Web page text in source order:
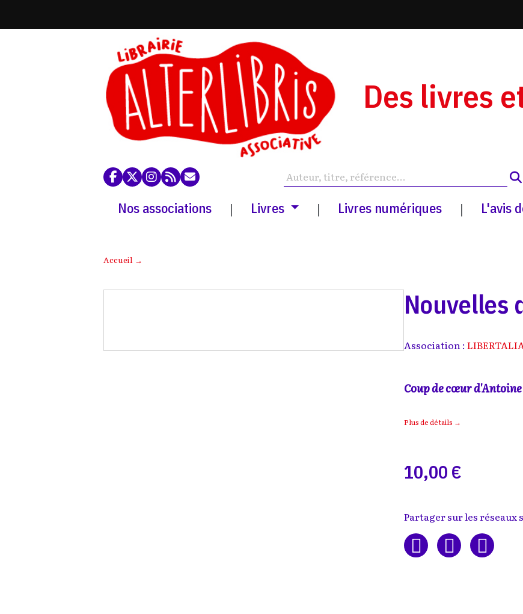
Des livres
Nos associations | Livres | Livres numériques | L'avis
Accueil →
Nouvelles
Association :
Coup de cœur d'Antoine
Plus de détails →
10,00 €
Partager sur les réseaux